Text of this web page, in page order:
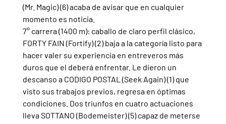
(Mr. Magic) (6) acaba de avisar que en cualquier
momento es noticia.
7° carrera (1400 m): caballo de claro perfil clásico,
FORTY FAIN (Fortify) (2) baja a la categoría listo para
hacer valer su experiencia en entreveros más
duros que el deberá enfrentar. Le dieron un
descanso a CODIGO POSTAL (Seek Again) (1) que
visto sus trabajos previos, regresa en óptimas
condiciones. Dos triunfos en cuatro actuaciones
lleva SOTTANO (Bodemeister) (5) capaz de meterse